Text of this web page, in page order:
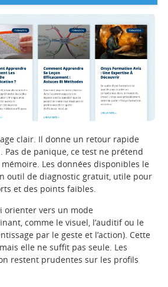
clair. Il donne un retour rapide
Pas de panique, ce test ne prétend
Les données disponibles le
outil de diagnostic gratuit, utile pour
et des points faibles.
orienter vers un mode
comme le visuel, l’auditif ou le
par le geste et l’action). Cette
elle ne suffit pas seule. Les
restent prudentes sur les profils